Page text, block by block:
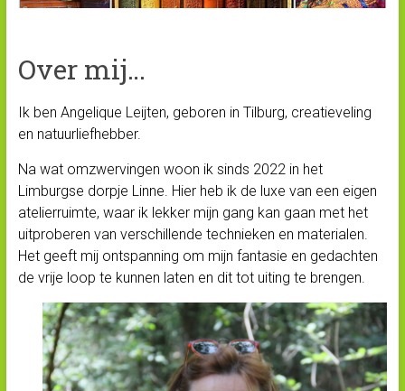
Over mij…
Ik ben Angelique Leijten, geboren in Tilburg, creatieveling
en natuurliefhebber.
Na wat omzwervingen woon ik sinds 2022 in het
Limburgse dorpje Linne. Hier heb ik de luxe van een eigen
atelierruimte, waar ik lekker mijn gang kan gaan met het
uitproberen van verschillende technieken en materialen.
Het geeft mij ontspanning om mijn fantasie en gedachten
de vrije loop te kunnen laten en dit tot uiting te brengen.